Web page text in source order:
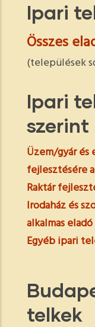
Ipari
Összes
(települések
Ipari
szerint
Üzem/gyár
fejlesztésére
Raktár
Irodaház és
alkalmas
Egyéb ipari
telkek